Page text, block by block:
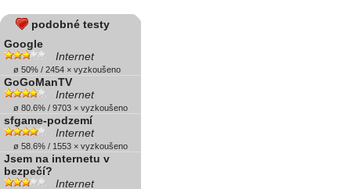
podobné testy
Google
Internet
ø 50% / 2454 × vyzkoušeno
GoGoManTV
Internet
ø 80.6% / 9703 × vyzkoušeno
sfgame-podzemí
Internet
ø 58.6% / 1553 × vyzkoušeno
Jsem na internetu v
bezpečí?
Internet